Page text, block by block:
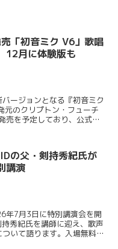
「初音ミク V6」歌唱
12月に体験版も
ージョンとなる『初音ミク
元のクリプトン・フューチ
売を予定しており、公式テ
の父・剣持秀紀氏が
講演
年7月3日に特別講演会を開
秀紀氏を講師に迎え、歌声
いて語ります。入場無料・